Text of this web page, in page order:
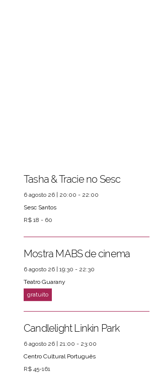
PRÓXIMOS EVENTOS ver mais
Tasha & Tracie no Sesc
6 agosto 26 | 20:00 - 22:00
Sesc Santos
R$ 18 - 60
Mostra MABS de cinema
6 agosto 26 | 19:30 - 22:30
Teatro Guarany
Candlelight Linkin Park
6 agosto 26 | 21:00 - 23:00
Centro Cultural Português
R$ 45-161